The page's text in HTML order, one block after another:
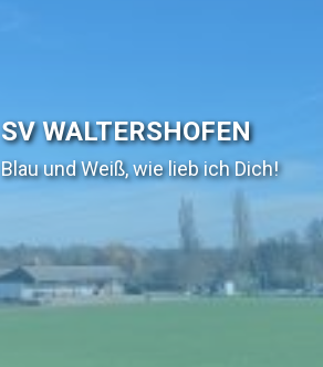
SV WALTERSHOFEN
Blau und Weiß, wie lieb ich Dich!